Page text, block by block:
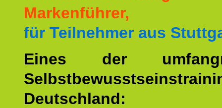
Markenführer,
für Teilnehmer aus
Eines der
Deutschland: